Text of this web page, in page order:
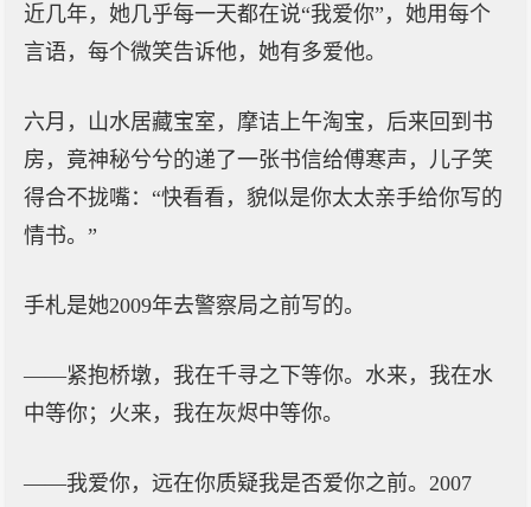
近几年，她几乎每一天都在说“我爱你”，她用每个
言语，每个微笑告诉他，她有多爱他。
六月，山水居藏宝室，摩诘上午淘宝，后来回到书
房，竟神秘兮兮的递了一张书信给傅寒声，儿子笑
得合不拢嘴：“快看看，貌似是你太太亲手给你写的
情书。”
手札是她2009年去警察局之前写的。
——紧抱桥墩，我在千寻之下等你。水来，我在水
中等你；火来，我在灰烬中等你。
——我爱你，远在你质疑我是否爱你之前。2007